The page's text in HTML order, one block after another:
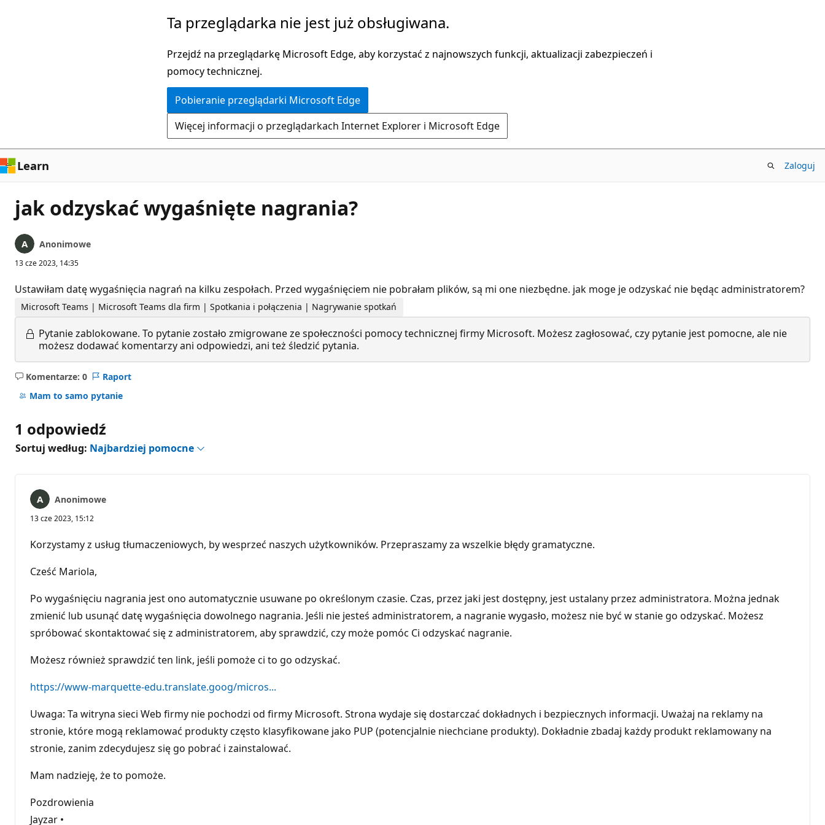
Ta przeglądarka nie jest już obsługiwana.
Przejdź na przeglądarkę Microsoft Edge, aby korzystać z najnowszych funkcji, aktualizacji zabezpieczeń i
pomocy technicznej.
Pobieranie przeglądarki Microsoft Edge
Więcej informacji o przeglądarkach Internet Explorer i Microsoft Edge
Learn Zaloguj
jak odzyskać wygaśnięte nagrania?
Anonimowe
13 cze 2023, 14:35
Ustawiłam datę wygaśnięcia nagrań na kilku zespołach. Przed wygaśnięciem nie pobrałam plików, są mi one niezbędne. jak moge je odzyskać nie będąc administratorem?
Microsoft Teams | Microsoft Teams dla firm | Spotkania i połączenia | Nagrywanie spotkań
Pytanie zablokowane. To pytanie zostało zmigrowane ze społeczności pomocy technicznej firmy Microsoft. Możesz zagłosować, czy pytanie jest pomocne, ale nie
możesz dodawać komentarzy ani odpowiedzi, ani też śledzić pytania.
Komentarze: 0
Brak
komentarzy
Raport
Mam to samo pytanie
1 odpowiedź
Sortuj według: Najbardziej pomocne
Anonimowe
13 cze 2023, 15:12
Korzystamy z usług tłumaczeniowych, by wesprzeć naszych użytkowników. Przepraszamy za wszelkie błędy gramatyczne.
Cześć Mariola,
Po wygaśnięciu nagrania jest ono automatycznie usuwane po określonym czasie. Czas, przez jaki jest dostępny, jest ustalany przez administratora. Można jednak
zmienić lub usunąć datę wygaśnięcia dowolnego nagrania. Jeśli nie jesteś administratorem, a nagranie wygasło, możesz nie być w stanie go odzyskać. Możesz
spróbować skontaktować się z administratorem, aby sprawdzić, czy może pomóc Ci odzyskać nagranie.
Możesz również sprawdzić ten link, jeśli pomoże ci to go odzyskać.
https://www-marquette-edu.translate.goog/micros...
Uwaga: Ta witryna sieci Web firmy nie pochodzi od firmy Microsoft. Strona wydaje się dostarczać dokładnych i bezpiecznych informacji. Uważaj na reklamy na
stronie, które mogą reklamować produkty często klasyfikowane jako PUP (potencjalnie niechciane produkty). Dokładnie zbadaj każdy produkt reklamowany na
stronie, zanim zdecydujesz się go pobrać i zainstalować.
Mam nadzieję, że to pomoże.
Pozdrowienia
Jayzar •